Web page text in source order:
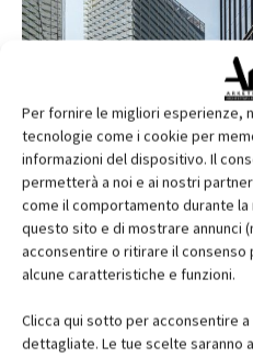
Per fornire le migliori esperienze,
tecnologie come i cookie per
informazioni del dispositivo. Il
permetterà a noi e ai nostri
come il comportamento durante la
questo sito e di mostrare annunci
acconsentire o ritirare il consenso
alcune caratteristiche e funzioni.
Clicca qui sotto per acconsentire
dettagliate. Le tue scelte saranno